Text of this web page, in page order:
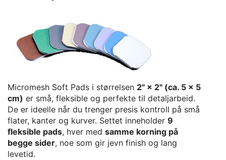
Micromesh Soft Pads i størrelsen 2" × 2" (ca. 5 × 5
cm) er små, fleksible og perfekte til detaljarbeid.
De er ideelle når du trenger presis kontroll på små
flater, kanter og kurver. Settet inneholder 9
fleksible pads, hver med samme korning på
begge sider, noe som gir jevn finish og lang
levetid.